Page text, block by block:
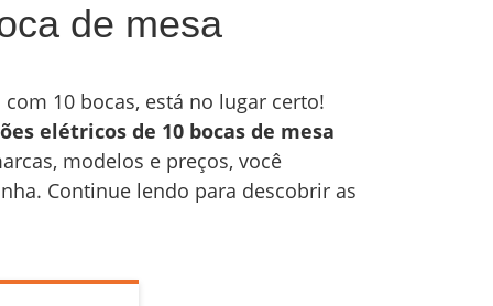
de mesa
10 bocas, está no lugar certo!
elétricos de 10 bocas de mesa
modelos e preços, você
Continue lendo para descobrir as